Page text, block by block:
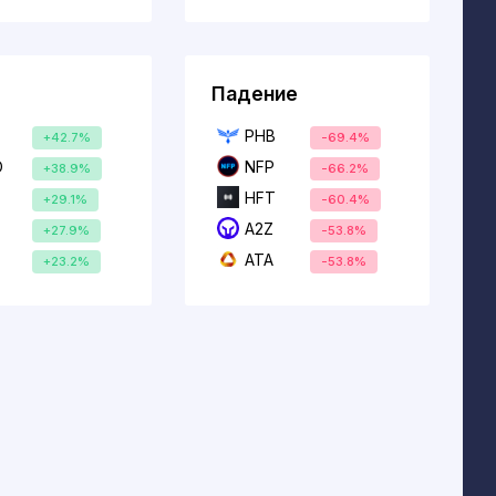
+42.7%
+38.9%
+29.1%
+27.9%
+23.2%
Падение
PHB -69.4%
NFP -66.2%
HFT -60.4%
A2Z -53.8%
ATA -53.8%